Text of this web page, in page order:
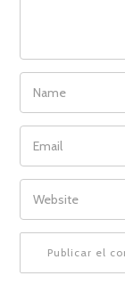
NAME
EMAIL
WEBSITE